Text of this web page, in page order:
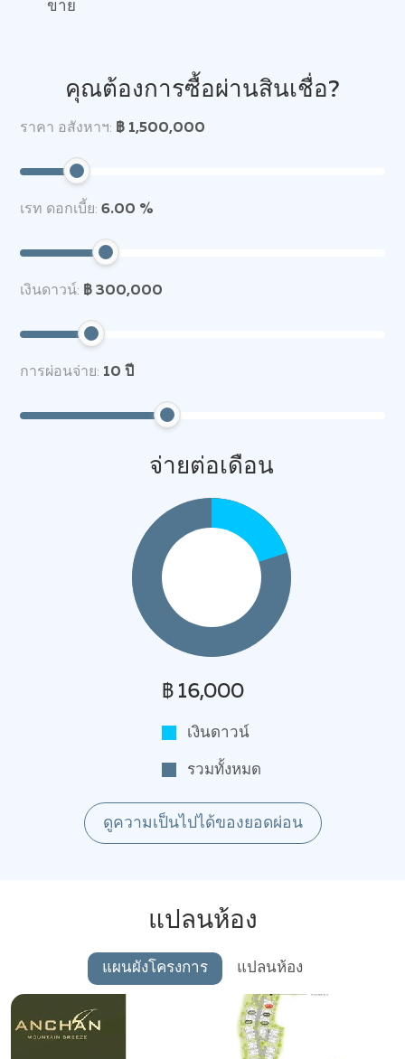
ขาย
คุณต้องการซื้อผ่านสินเชื่อ?
ราคา อสังหาฯ: ฿ 1,500,000
เรท ดอกเบี้ย: 6.00 %
เงินดาวน์: ฿ 300,000
การผ่อนจ่าย: 10 ปี
จ่ายต่อเดือน
฿ 16,000
เงินดาวน์
รวมทั้งหมด
ดูความเป็นไปได้ของยอดผ่อน
แปลนห้อง
แผนผังโครงการ แปลนห้อง